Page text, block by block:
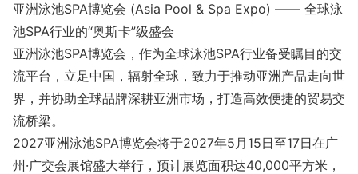
亚洲泳池SPA博览会 (Asia Pool & Spa Expo) —— 全球泳
池SPA行业的“奥斯卡”级盛会
亚洲泳池SPA博览会，作为全球泳池SPA行业备受瞩目的交
流平台，立足中国，辐射全球，致力于推动亚洲产品走向世
界，并协助全球品牌深耕亚洲市场，打造高效便捷的贸易交
流桥梁。
2027亚洲泳池SPA博览会将于2027年5月15日至17日在广
州·广交会展馆盛大举行，预计展览面积达40,000平方米，